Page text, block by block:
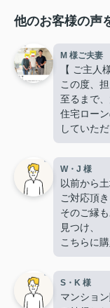
他のお客様の声
M 様ご夫妻
【 ご主人
この度、
至るまで
住宅ロー
していた
難しい希
内覧の段
てくださ
良い御縁
にありが
【 奥様 】
この度、
大変お世
暑い暑い
力して下さ
家族皆ん
W・J 様
以前から
ご対応頂き
そのご縁
見つけ、
こちらに
な対応を
手続きを
物件購入
り、
S・K 様
マンショ